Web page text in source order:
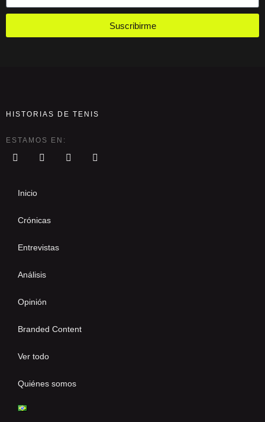
Suscribirme
HISTORIAS DE TENIS
ESTAMOS EN:
Inicio
Crónicas
Entrevistas
Análisis
Opinión
Branded Content
Ver todo
Quiénes somos